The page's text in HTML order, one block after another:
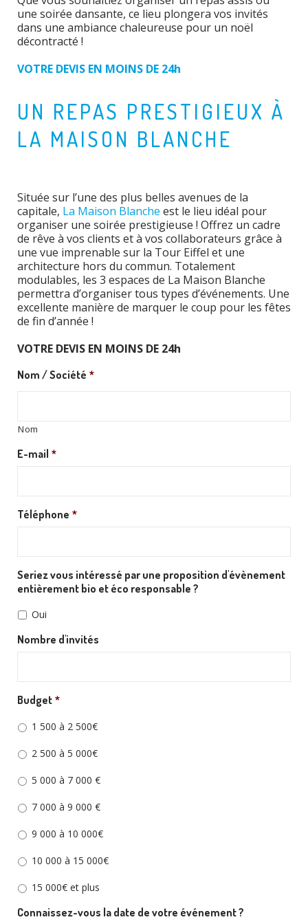
une soirée dansante, ce lieu plongera vos invités
dans une ambiance chaleureuse pour un noël
décontracté !
VOTRE DEVIS EN MOINS DE 24h
UN REPAS PRESTIGIEUX À
LA MAISON BLANCHE
Située sur l’une des plus belles avenues de la
capitale, La Maison Blanche est le lieu idéal pour
organiser une soirée prestigieuse ! Offrez un cadre
de rêve à vos clients et à vos collaborateurs grâce à
une vue imprenable sur la Tour Eiffel et une
architecture hors du commun. Totalement
modulables, les 3 espaces de La Maison Blanche
permettra d’organiser tous types d’événements. Une
excellente manière de marquer le coup pour les fêtes
de fin d’année !
VOTRE DEVIS EN MOINS DE 24h
Nom / Société *
Nom
E-mail *
Téléphone *
Seriez vous intéressé par une proposition d'évènement
entièrement bio et éco responsable ?
Oui
Nombre d'invités
Budget *
1 500 à 2 500€
2 500 à 5 000€
5 000 à 7 000 €
7 000 à 9 000 €
9 000 à 10 000€
10 000 à 15 000€
15 000€ et plus
Connaissez-vous la date de votre événement ?